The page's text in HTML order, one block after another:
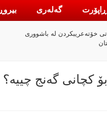
ڕاپۆرت گەلەری بیروڕا
خۆتەعریبکردن لە باشووری
کچانی گەنج چییە؟